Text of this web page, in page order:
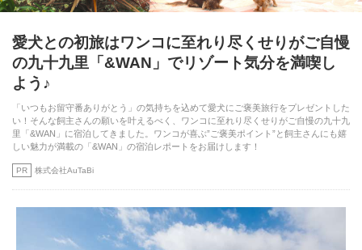
愛犬との初旅はワンコに至れり尽くせりがご自慢
の九十九里「&WAN」でリゾート気分を満喫し
よう♪
「いつもお留守番ありがとう」の気持ちを込めて愛犬にご褒美旅行をプレゼントした
い！そんな飼主さんの願いを叶えるべく、ワンコに至れり尽くせりがご自慢の九十九
里「&WAN」に宿泊してきました。ワンコが喜ぶ”ご褒美ポイント”と飼主さんにも嬉
しい魅力が満載の「&WAN」の宿泊レポートをお届けします！
PR 株式会社AuTaBi